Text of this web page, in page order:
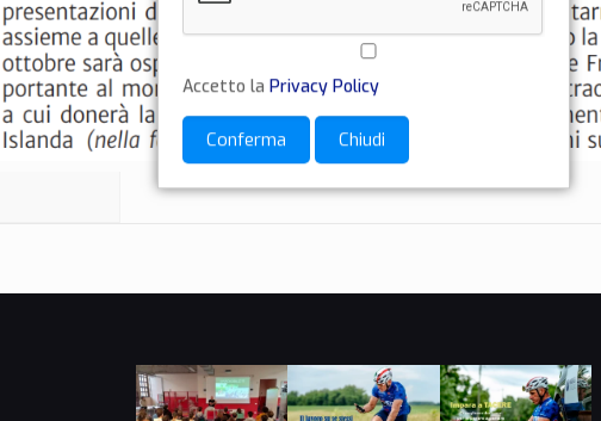
Accetto la Privacy Policy
Conferma Chiudi